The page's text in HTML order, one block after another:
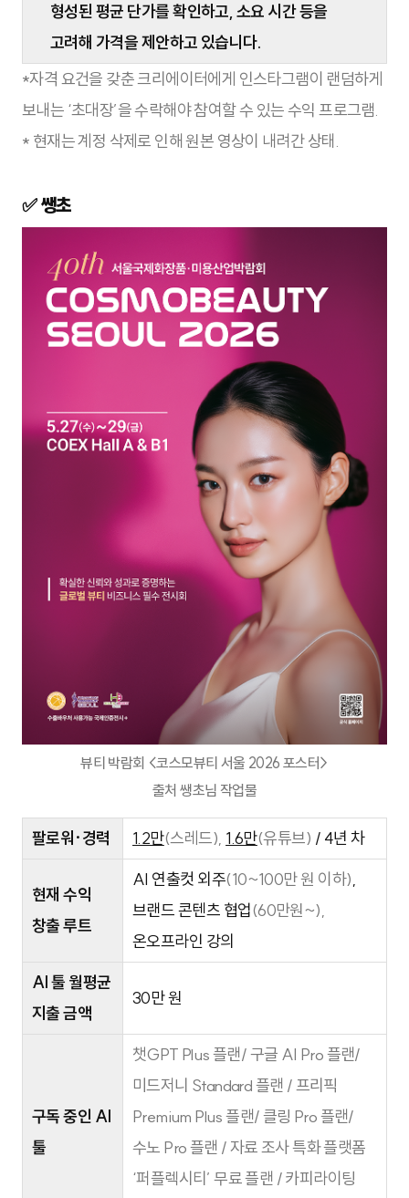
형성된 평균 단가를 확인하고, 소요 시간 등을
고려해 가격을 제안하고 있습니다.
*자격 요건을 갖춘 크리에이터에게 인스타그램이 랜덤하게
보내는 ‘초대장’을 수락해야 참여할 수 있는 수익 프로그램.
* 현재는 계정 삭제로 인해 원본 영상이 내려간 상태.
✅ 쌩초
뷰티 박람회 <코스모뷰티 서울 2026 포스터>
출처 쌩초님 작업물
팔로워·경력 1.2만(스레드), 1.6만(유튜브) / 4년 차
현재 수익
창출 루트
AI 연출컷 외주(10~100만 원 이하)
브랜드 콘텐츠 협업(60만원~),
온오프라인 강의
AI 툴 월평균
지출 금액
30만 원
구독 중인 AI
툴
챗GPT Plus 플랜/ 구글 AI Pro 플랜/
미드저니 Standard 플랜 / 프리픽
Premium Plus 플랜/ 클링 Pro 플랜/
수노 Pro 플랜 / 자료 조사 특화 플랫폼
‘퍼플렉시티’ 무료 플랜 / 카피라이팅